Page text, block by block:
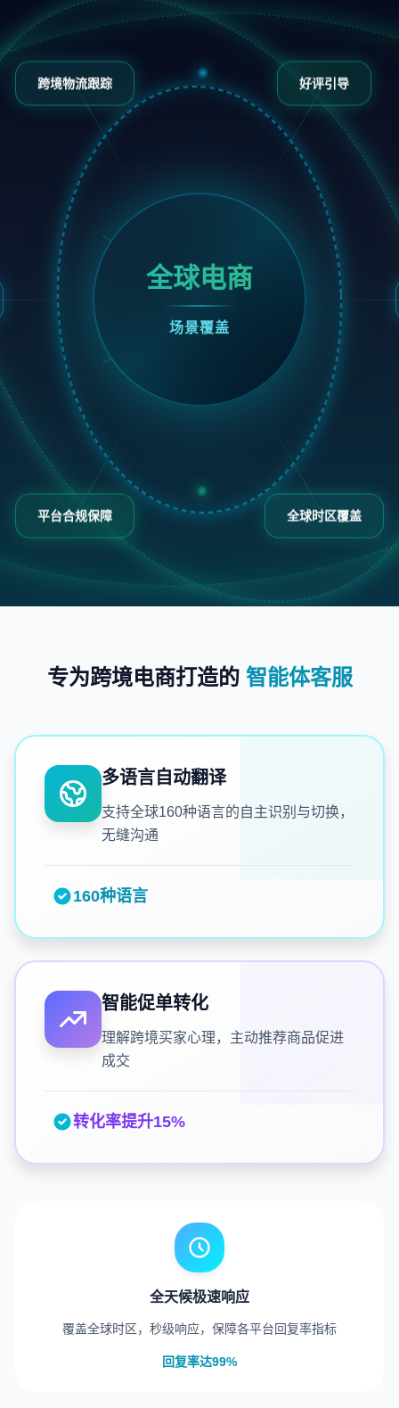
全球电商
场景覆盖
全球时区覆盖
平台合规保障
跨境物流跟踪 好评引导
专为跨境电商打造的 智能体客服
多语言自动翻译
支持全球160种语言的自主识别与切换，
无缝沟通
160种语言
智能促单转化
理解跨境买家心理，主动推荐商品促进
成交
转化率提升15%
全天候极速响应
覆盖全球时区，秒级响应，保障各平台回复率指标
回复率达99%